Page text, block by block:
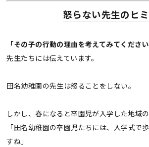
怒らない先生のヒ
「その子の行動の理由を考えてみてください
先生たちには伝えています。
田名幼稚園の先生は怒ることをしない。
しかし、春になると卒園児が入学した地域
「田名幼稚園の卒園児たちには、入学式で
すね」